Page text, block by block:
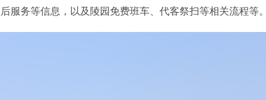
服务等信息，以及陵园免费班车、代客祭扫等相关流程等